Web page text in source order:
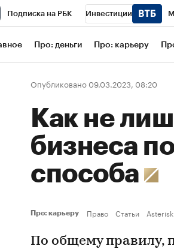
Подписка на РБК Инвестиции
Школа управления РБК РБК Образование
Рынок наличной валюты
Про: деньги Про: карьеру
Опубликовано 09.03.2023, 08:20
Как не
бизнеса
способа
Про: карьеру Право Статьи Asterisk
По общему правилу,